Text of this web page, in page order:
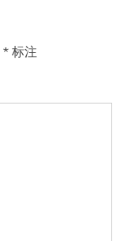
* 标注